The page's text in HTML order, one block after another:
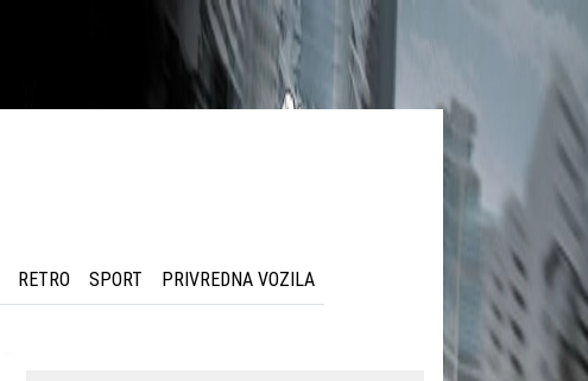
RETRO SPORT PRIVREDNA VOZILA